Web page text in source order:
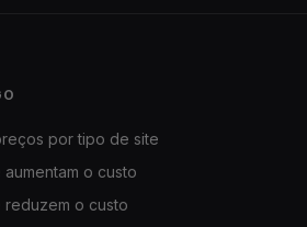
por tipo de site
o custo
reduzem o custo